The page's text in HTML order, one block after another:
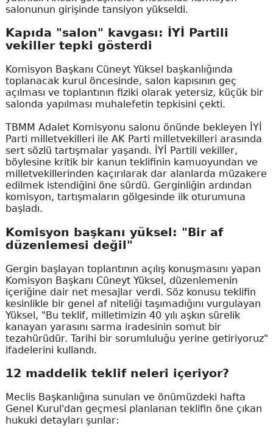
salonunun girişinde tansiyon yükseldi.
Kapıda "salon" kavgası: İYİ Partili
vekiller tepki gösterdi
Komisyon Başkanı Cüneyt Yüksel başkanlığında
toplanacak kurul öncesinde, salon kapısının geç
açılması ve toplantının fiziki olarak yetersiz, küçük bir
salonda yapılması muhalefetin tepkisini çekti.
TBMM Adalet Komisyonu salonu önünde bekleyen İYİ
Parti milletvekilleri ile AK Parti milletvekilleri arasında
sert sözlü tartışmalar yaşandı. İYİ Partili vekiller,
böylesine kritik bir kanun teklifinin kamuoyundan ve
milletvekillerinden kaçırılarak dar alanlarda müzakere
edilmek istendiğini öne sürdü. Gerginliğin ardından
komisyon, tartışmaların gölgesinde ilk oturumuna
başladı.
Komisyon başkanı yüksel: "Bir af
düzenlemesi değil"
Gergin başlayan toplantının açılış konuşmasını yapan
Komisyon Başkanı Cüneyt Yüksel, düzenlemenin
içeriğine dair net mesajlar verdi. Söz konusu teklifin
kesinlikle bir genel af niteliği taşımadığını vurgulayan
Yüksel, "Bu teklif, milletimizin 40 yılı aşkın sürelik
kanayan yarasını sarma iradesinin somut bir
tezahürüdür. Tarihi bir sorumluluğu yerine getiriyoruz"
ifadelerini kullandı.
12 maddelik teklif neleri içeriyor?
Meclis Başkanlığına sunulan ve önümüzdeki hafta
Genel Kurul'dan geçmesi planlanan teklifin öne çıkan
hukuki detayları şunlar: